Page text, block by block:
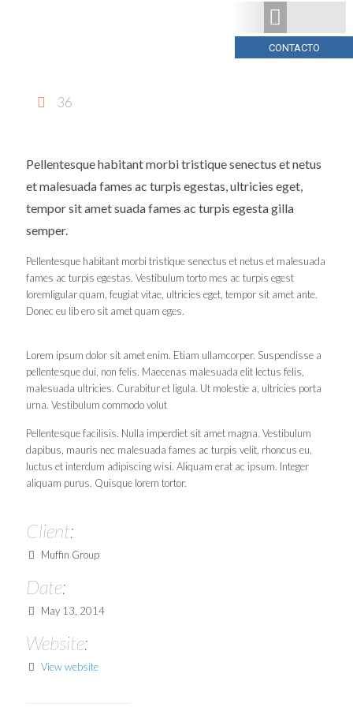
CONTACTO
36
Pellentesque habitant morbi tristique senectus et netus
et malesuada fames ac turpis egestas, ultricies eget,
tempor sit amet suada fames ac turpis egesta gilla
semper.
Pellentesque habitant morbi tristique senectus et netus et malesuada
fames ac turpis egestas. Vestibulum torto mes ac turpis egest
loremligular quam, feugiat vitae, ultricies eget, tempor sit amet ante.
Donec eu lib ero sit amet quam eges.
Lorem ipsum dolor sit amet enim. Etiam ullamcorper. Suspendisse a
pellentesque dui, non felis. Maecenas malesuada elit lectus felis,
malesuada ultricies. Curabitur et ligula. Ut molestie a, ultricies porta
urna. Vestibulum commodo volut
Pellentesque facilisis. Nulla imperdiet sit amet magna. Vestibulum
dapibus, mauris nec malesuada fames ac turpis velit, rhoncus eu,
luctus et interdum adipiscing wisi. Aliquam erat ac ipsum. Integer
aliquam purus. Quisque lorem tortor.
Client:
Muffin Group
Date:
May 13, 2014
Website:
View website